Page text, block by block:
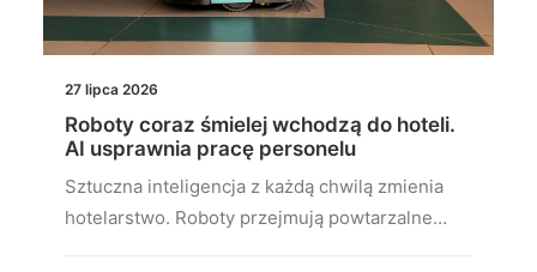
27 lipca 2026
Roboty coraz śmielej wchodzą do hoteli.
AI usprawnia pracę personelu
Sztuczna inteligencja z każdą chwilą zmienia
hotelarstwo. Roboty przejmują powtarzalne…